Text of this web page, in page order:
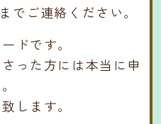
までご連絡ください。
ドです。
った方には本当に申
します。